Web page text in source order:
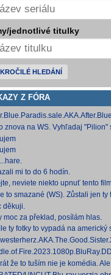
jednotlivé titulky
HLEDÁNÍ
Z FÓRA
[15,19 GB]
znova na WS. Vyhľadaj "Pilion"
mi to do 6 hodín.
neviete niekto upnuť tento
ho vymazal a neviem ho nikde
na
to smazané (WS). Zůstali jen ty
děkuji.
moc za překlad, posílám hlas.
ty fotky to vypadá na americký
opak je pravdou..... Kdysi jsem
cinepth [5,88 GB]
[18,74 GB]
že to tuším nie je komédia. Ale
sa môže konať. Možno